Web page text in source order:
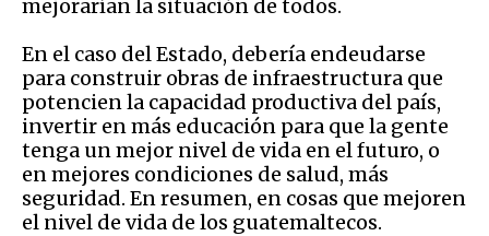
mejorarían la situación de todos.
En el caso del Estado, debería endeudarse
para construir obras de infraestructura que
potencien la capacidad productiva del país,
invertir en más educación para que la gente
tenga un mejor nivel de vida en el futuro, o
en mejores condiciones de salud, más
seguridad. En resumen, en cosas que mejoren
el nivel de vida de los guatemaltecos.